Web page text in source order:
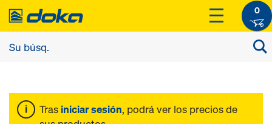
0
Tras iniciar sesión, podrá ver los precios de